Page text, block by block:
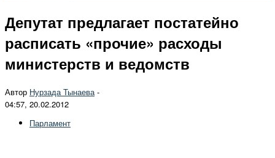
Депутат предлагает постатейно
расписать «прочие» расходы
министерств и ведомств
Автор Нурзада Тынаева-
04:57, 20.02.2012
Парламент